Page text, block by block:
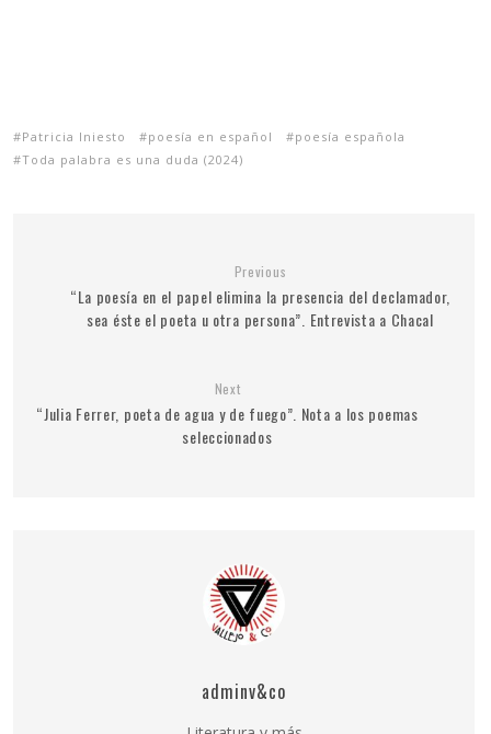
Patricia Iniesto poesía en español
poesía española
Toda palabra es una duda (2024)
Previous
“La poesía en el papel elimina la presencia del declamador,
sea éste el poeta u otra persona”. Entrevista a Chacal
Next
“Julia Ferrer, poeta de agua y de fuego”. Nota a los poemas
seleccionados
adminv&co